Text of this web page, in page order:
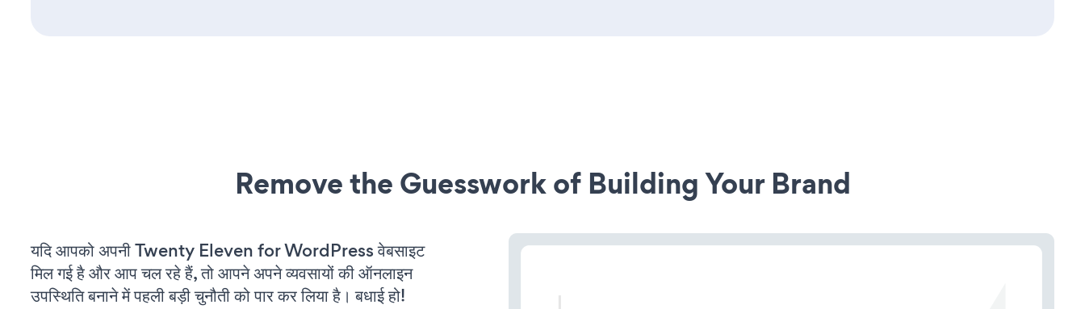
Remove the Guesswork of Building Your Brand
यदि आपको अपनी Twenty Eleven for WordPress वेबसाइट
मिल गई है और आप चल रहे हैं, तो आपने अपने व्यवसायों की ऑनलाइन
उपस्थिति बनाने में पहली बड़ी चुनौती को पार कर लिया है। बधाई हो!